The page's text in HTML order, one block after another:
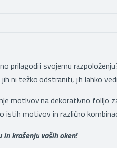
prilagodili svojemu
ni težko odstraniti, jih lahko
motivov na dekorativno folijo
istih motivov in različno
krašenju vaših oken!